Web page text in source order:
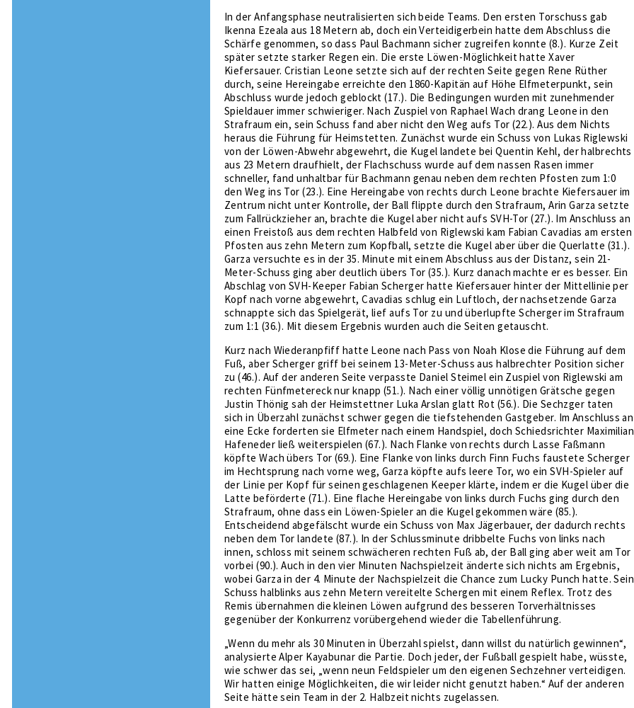
In der Anfangsphase neutralisierten sich beide Teams. Den ersten Torschuss gab
Ikenna Ezeala aus 18 Metern ab, doch ein Verteidigerbein hatte dem Abschluss die
Schärfe genommen, so dass Paul Bachmann sicher zugreifen konnte (8.). Kurze Zeit
später setzte starker Regen ein. Die erste Löwen-Möglichkeit hatte Xaver
Kiefersauer. Cristian Leone setzte sich auf der rechten Seite gegen Rene Rüther
durch, seine Hereingabe erreichte den 1860-Kapitän auf Höhe Elfmeterpunkt, sein
Abschluss wurde jedoch geblockt (17.). Die Bedingungen wurden mit zunehmender
Spieldauer immer schwieriger. Nach Zuspiel von Raphael Wach drang Leone in den
Strafraum ein, sein Schuss fand aber nicht den Weg aufs Tor (22.). Aus dem Nichts
heraus die Führung für Heimstetten. Zunächst wurde ein Schuss von Lukas Riglewski
von der Löwen-Abwehr abgewehrt, die Kugel landete bei Quentin Kehl, der halbrechts
aus 23 Metern draufhielt, der Flachschuss wurde auf dem nassen Rasen immer
schneller, fand unhaltbar für Bachmann genau neben dem rechten Pfosten zum 1:0
den Weg ins Tor (23.). Eine Hereingabe von rechts durch Leone brachte Kiefersauer im
Zentrum nicht unter Kontrolle, der Ball flippte durch den Strafraum, Arin Garza setzte
zum Fallrückzieher an, brachte die Kugel aber nicht aufs SVH-Tor (27.). Im Anschluss an
einen Freistoß aus dem rechten Halbfeld von Riglewski kam Fabian Cavadias am ersten
Pfosten aus zehn Metern zum Kopfball, setzte die Kugel aber über die Querlatte (31.).
Garza versuchte es in der 35. Minute mit einem Abschluss aus der Distanz, sein 21-
Meter-Schuss ging aber deutlich übers Tor (35.). Kurz danach machte er es besser. Ein
Abschlag von SVH-Keeper Fabian Scherger hatte Kiefersauer hinter der Mittellinie per
Kopf nach vorne abgewehrt, Cavadias schlug ein Luftloch, der nachsetzende Garza
schnappte sich das Spielgerät, lief aufs Tor zu und überlupfte Scherger im Strafraum
zum 1:1 (36.). Mit diesem Ergebnis wurden auch die Seiten getauscht.
Kurz nach Wiederanpfiff hatte Leone nach Pass von Noah Klose die Führung auf dem
Fuß, aber Scherger griff bei seinem 13-Meter-Schuss aus halbrechter Position sicher
zu (46.). Auf der anderen Seite verpasste Daniel Steimel ein Zuspiel von Riglewski am
rechten Fünfmetereck nur knapp (51.). Nach einer völlig unnötigen Grätsche gegen
Justin Thönig sah der Heimstettner Luka Arslan glatt Rot (56.). Die Sechzger taten
sich in Überzahl zunächst schwer gegen die tiefstehenden Gastgeber. Im Anschluss an
eine Ecke forderten sie Elfmeter nach einem Handspiel, doch Schiedsrichter Maximilian
Hafeneder ließ weiterspielen (67.). Nach Flanke von rechts durch Lasse Faßmann
köpfte Wach übers Tor (69.). Eine Flanke von links durch Finn Fuchs faustete Scherger
im Hechtsprung nach vorne weg, Garza köpfte aufs leere Tor, wo ein SVH-Spieler auf
der Linie per Kopf für seinen geschlagenen Keeper klärte, indem er die Kugel über die
Latte beförderte (71.). Eine flache Hereingabe von links durch Fuchs ging durch den
Strafraum, ohne dass ein Löwen-Spieler an die Kugel gekommen wäre (85.).
Entscheidend abgefälscht wurde ein Schuss von Max Jägerbauer, der dadurch rechts
neben dem Tor landete (87.). In der Schlussminute dribbelte Fuchs von links nach
innen, schloss mit seinem schwächeren rechten Fuß ab, der Ball ging aber weit am Tor
vorbei (90.). Auch in den vier Minuten Nachspielzeit änderte sich nichts am Ergebnis,
wobei Garza in der 4. Minute der Nachspielzeit die Chance zum Lucky Punch hatte. Sein
Schuss halblinks aus zehn Metern vereitelte Schergen mit einem Reflex. Trotz des
Remis übernahmen die kleinen Löwen aufgrund des besseren Torverhältnisses
gegenüber der Konkurrenz vorübergehend wieder die Tabellenführung.
„Wenn du mehr als 30 Minuten in Überzahl spielst, dann willst du natürlich gewinnen“,
analysierte Alper Kayabunar die Partie. Doch jeder, der Fußball gespielt habe, wüsste,
wie schwer das sei, „wenn neun Feldspieler um den eigenen Sechzehner verteidigen.
Wir hatten einige Möglichkeiten, die wir leider nicht genutzt haben.“ Auf der anderen
Seite hätte sein Team in der 2. Halbzeit nichts zugelassen.